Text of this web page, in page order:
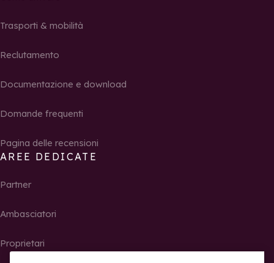
Trasporti & mobilità
Reclutamento
Documentazione e download
Domande frequenti
Pagina delle recensioni
AREE DEDICATE
Partner
Ambasciatori
Proprietari